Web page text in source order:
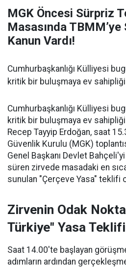
MGK Öncesi Sürpriz
Masasında TBMM’ye
Kanun Vardı!
Cumhurbaşkanlığı Külliyesi
kritik bir buluşmaya ev sahipliği
Cumhurbaşkanlığı Külliyesi
kritik bir buluşmaya ev sahipliği
Recep Tayyip Erdoğan, saat
Güvenlik Kurulu (MGK)
Genel Başkanı Devlet
süren zirvede masadaki en
sunulan "Çerçeve Yasa" teklifi
Zirvenin Odak
Türkiye" Yasa Teklifi
Saat 14.00'te başlayan
adımların ardından